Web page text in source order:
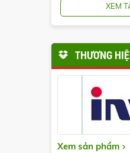
XEM
THƯƠNG
Xem sản phẩm